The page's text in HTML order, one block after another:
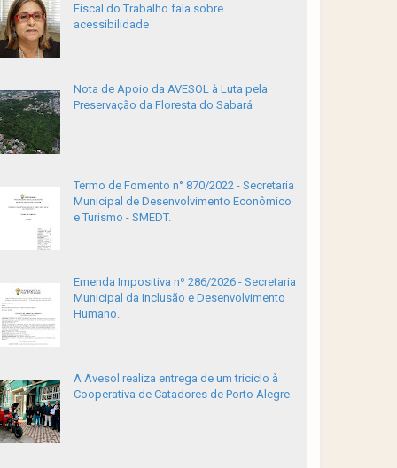
Fiscal do Trabalho fala sobre
acessibilidade
Nota de Apoio da AVESOL à Luta pela
Preservação da Floresta do Sabará
Termo de Fomento n° 870/2022 - Secretaria
Municipal de Desenvolvimento Econômico
e Turismo - SMEDT.
Emenda Impositiva nº 286/2026 - Secretaria
Municipal da Inclusão e Desenvolvimento
Humano.
A Avesol realiza entrega de um triciclo à
Cooperativa de Catadores de Porto Alegre